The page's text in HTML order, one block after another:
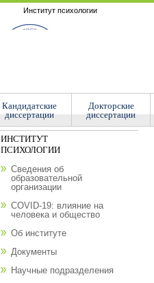
Институт психологии
Кандидатские
диссертации
Докторские
диссертации
ИНСТИТУТ
ПСИХОЛОГИИ
Сведения об
образовательной
организации
COVID-19: влияние на
человека и общество
Об институте
Документы
Научные подразделения